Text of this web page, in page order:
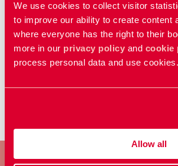
We use cookies to collect visitor
to improve our ability to create content
where everyone has the right to their
more in our privacy policy and cookie
process personal data and use cookies.
Allow all
En ny abortlag: Så tycker RFSU
förslag